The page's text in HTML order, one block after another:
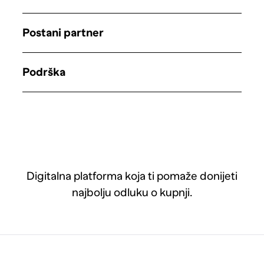
Digitalna platforma koja ti pomaže donijeti
najbolju odluku o kupnji.
Postani partner
Podrška